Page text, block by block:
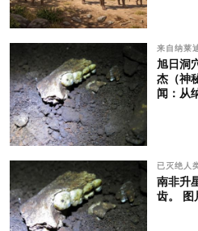
来自纳莱
旭日洞
杰（神
闻：从
已灭绝人
南非升
齿。 图